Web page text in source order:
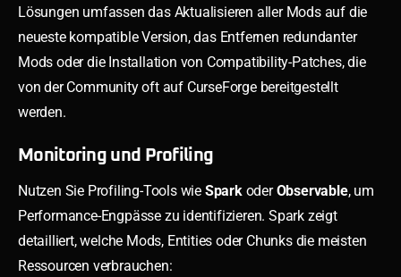
Lösungen umfassen das Aktualisieren aller Mods auf die
neueste kompatible Version, das Entfernen redundanter
Mods oder die Installation von Compatibility-Patches, die
von der Community oft auf CurseForge bereitgestellt
werden.
Monitoring und Profiling
Nutzen Sie Profiling-Tools wie SparkoderObservable, um
Performance-Engpässe zu identifizieren. Spark zeigt
detailliert, welche Mods, Entities oder Chunks die meisten
Ressourcen verbrauchen: